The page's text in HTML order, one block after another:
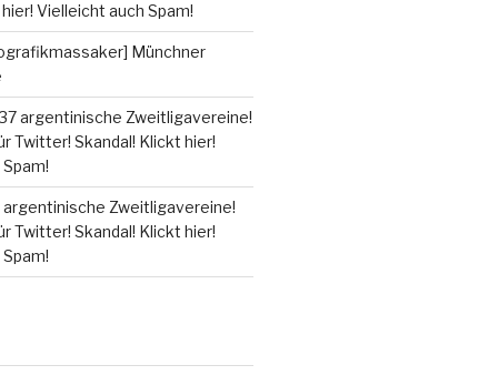
Vielleicht auch Spam!
Münchner
argentinische Zweitligavereine!
Twitter! Skandal! Klickt hier!
argentinische Zweitligavereine!
Twitter! Skandal! Klickt hier!